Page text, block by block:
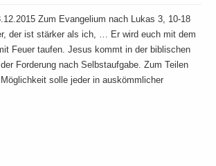
Zum Evangelium nach Lukas 3, 10-18
der ist stärker als ich, … Er wird euch mit dem
Feuer taufen. Jesus kommt in der biblischen
Forderung nach Selbstaufgabe. Zum Teilen
solle jeder in auskömmlicher